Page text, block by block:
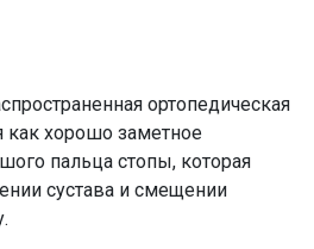
ортопедическая
как хорошо заметное
пальца стопы, которая
сустава и смещении